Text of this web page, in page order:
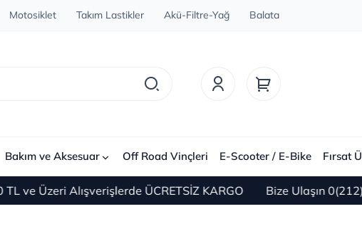
Motosiklet Takım Lastikler Akü-Filtre-Yağ Balata
Bakım ve Aksesuar Off Road Vinçleri E-Scooter / E-Bike Fırsat
Alışverişlerde ÜCRETSİZ KARGO Bize Ulaşın 0(212) 450